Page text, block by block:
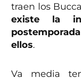
traen los
existe la
ellos.
Va media